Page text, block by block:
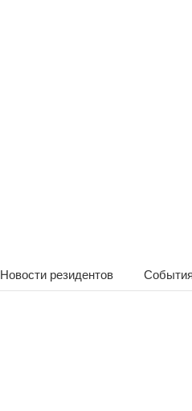
Новости резидентов